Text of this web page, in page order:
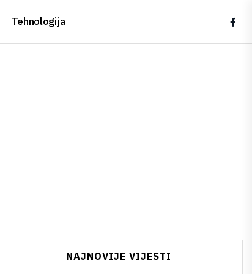
Tehnologija
NAJNOVIJE VIJESTI